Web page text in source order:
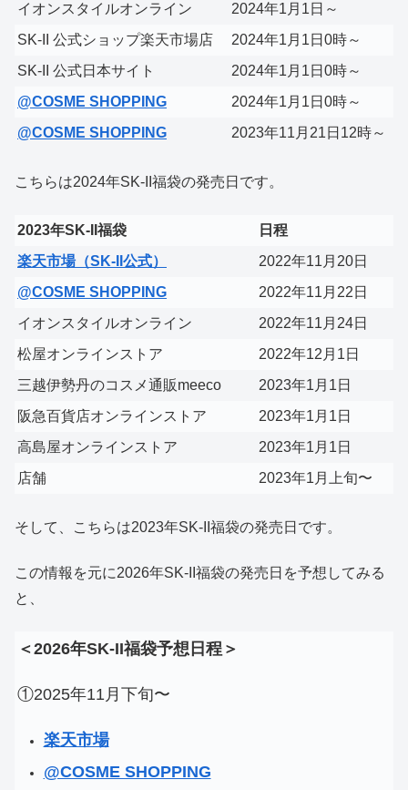
イオンスタイルオンライン
2024年1月1日～
SK-II 公式ショップ楽天市場店
2024年1月1日0時～
SK-II 公式日本サイト
2024年1月1日0時～
@COSME SHOPPING
2024年1月1日0時～
@COSME SHOPPING
2023年11月21日12時～
こちらは2024年SK-II福袋の発売日です。
2023年SK-II福袋
日程
楽天市場（SK-II公式）
2022年11月20日
@COSME SHOPPING
2022年11月22日
イオンスタイルオンライン
2022年11月24日
松屋オンラインストア
2022年12月1日
三越伊勢丹のコスメ通販meeco
2023年1月1日
阪急百貨店オンラインストア
2023年1月1日
高島屋オンラインストア
2023年1月1日
店舗
2023年1月上旬〜
そして、こちらは2023年SK-II福袋の発売日です。
この情報を元に2026年SK-II福袋の発売日を予想してみる
と、
＜2026年SK-II福袋予想日程＞
①2025年11月下旬〜
楽天市場
@COSME SHOPPING